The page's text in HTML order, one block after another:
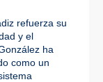
refuerza su
y el
ha
como un